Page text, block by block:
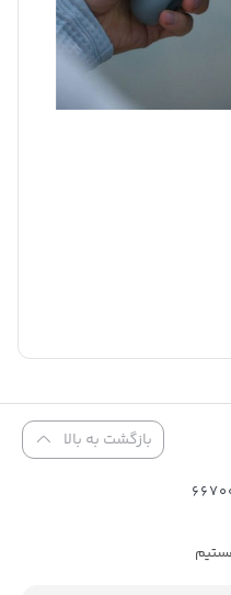
بازگشت به بالا